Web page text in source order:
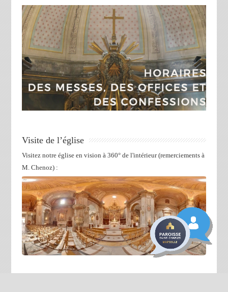
Visite de l’église
Visitez notre église en vision à 360° de l'intérieur (remerciements à
M. Chenoz) :